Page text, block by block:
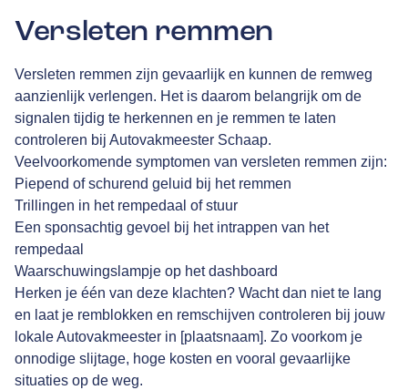
Versleten remmen
Versleten remmen zijn gevaarlijk en kunnen de remweg
aanzienlijk verlengen. Het is daarom belangrijk om de
signalen tijdig te herkennen en je remmen te laten
controleren bij Autovakmeester Schaap.
Veelvoorkomende symptomen van versleten remmen zijn:
Piepend of schurend geluid bij het remmen
Trillingen in het rempedaal of stuur
Een sponsachtig gevoel bij het intrappen van het
rempedaal
Waarschuwingslampje op het dashboard
Herken je één van deze klachten? Wacht dan niet te lang
en laat je remblokken en remschijven controleren bij jouw
lokale Autovakmeester in [plaatsnaam]. Zo voorkom je
onnodige slijtage, hoge kosten en vooral gevaarlijke
situaties op de weg.